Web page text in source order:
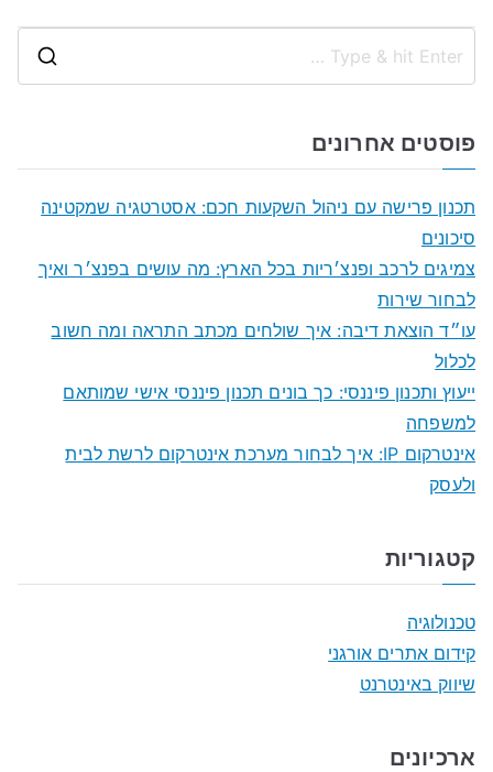
פוסטים אחרונים
תכנון פרישה עם ניהול השקעות חכם: אסטרטגיה שמקטינה
סיכונים
צמיגים לרכב ופנצ׳ריות בכל הארץ: מה עושים בפנצ׳ר ואיך
לבחור שירות
עו״ד הוצאת דיבה: איך שולחים מכתב התראה ומה חשוב
לכלול
ייעוץ ותכנון פיננסי: כך בונים תכנון פיננסי אישי שמותאם
למשפחה
אינטרקום IP: איך לבחור מערכת אינטרקום לרשת לבית
ולעסק
קטגוריות
טכנולוגיה
קידום אתרים אורגני
שיווק באינטרנט
ארכיונים